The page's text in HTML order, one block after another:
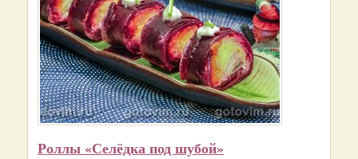
Роллы «Селёдка под шубой»